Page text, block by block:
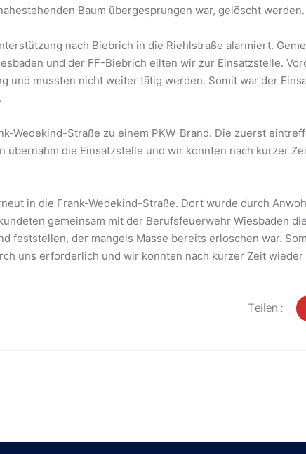
Baum übergesprungen war, gelöscht werden.
nach Biebrich in die Riehlstraße alarmiert.
und der FF-Biebrich eilten wir zur Einsatzstelle.
und mussten nicht weiter tätig werden. Somit war der
Wedekind-Straße zu einem PKW-Brand. Die zuerst
übernahm die Einsatzstelle und wir konnten nach kurzer
in die Frank-Wedekind-Straße. Dort wurde durch
gemeinsam mit der Berufsfeuerwehr Wiesbaden
feststellen, der mangels Masse bereits erloschen war.
uns erforderlich und wir konnten nach kurzer Zeit wieder
Teilen :